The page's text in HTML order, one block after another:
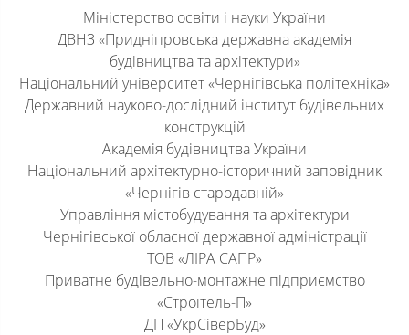
Міністерство освіти і науки України
ДВНЗ «Придніпровська державна академія
будівництва та архітектури»
Національний університет «Чернігівська політехніка»
Державний науково-дослідний інститут будівельних
конструкцій
Академія будівництва України
Національний архітектурно-історичний заповідник
«Чернігів стародавній»
Управління містобудування та архітектури
Чернігівської обласної державної адміністрації
ТОВ «ЛІРА САПР»
Приватне будівельно-монтажне підприємство
«Строїтель-П»
ДП «УкрСіверБуд»